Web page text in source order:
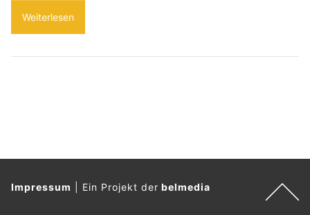
Weiterlesen
Impressum Ein Projekt derbelmedia